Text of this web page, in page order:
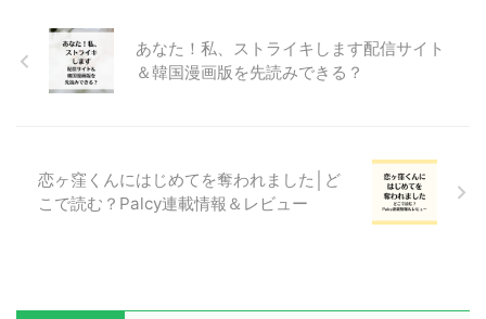
あなた！私、ストライキします配信サイト
＆韓国漫画版を先読みできる？
恋ヶ窪くんにはじめてを奪われました│ど
こで読む？Palcy連載情報＆レビュー